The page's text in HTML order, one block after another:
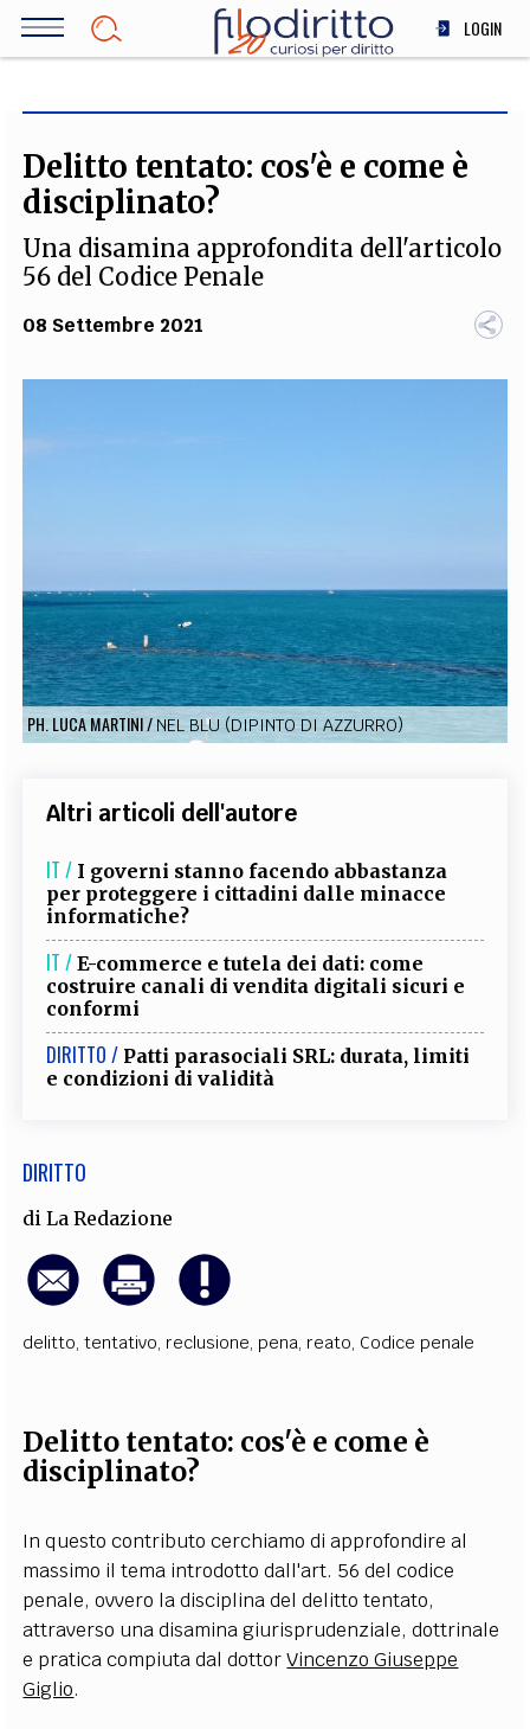
Salta
LOGIN
SOCIETÀ
STORIA E FILOSOFIA
CODICI RUBRICHE LIBRI PROCEEDINGS PUBBLICITÀ CONTATTI
SOCIAL MEDIA
Delitto tentato: cos'è e come è
disciplinato?
Una disamina approfondita dell'articolo
56 del Codice Penale
08 Settembre 2021
PH. LUCA MARTINI/ NEL BLU (DIPINTO DI AZZURRO)
Altri articoli dell'autore
IT / I governi stanno facendo abbastanza
per proteggere i cittadini dalle minacce
informatiche?
IT / E-commerce e tutela dei dati: come
costruire canali di vendita digitali sicuri e
conformi
DIRITTO / Patti parasociali SRL: durata, limiti
e condizioni di validità
DIRITTO
diLa Redazione
delitto,tentativo, reclusione, pena, reato, Codice penale
Delitto tentato: cos'è e come è
disciplinato?
In questo contributo cerchiamo di approfondire al
massimo il tema introdotto dall'art. 56 del codice
penale, ovvero la disciplina del delitto tentato,
attraverso una disamina giurisprudenziale, dottrinale
e pratica compiuta dal dottorVincenzo Giuseppe
Giglio.